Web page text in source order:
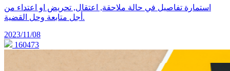
استمارة تفاصيل في حالة ملاحقة, اعتقال, تحريض او اعتداء من
أجل متابعة وحل القضية.
2023/11/08
160473